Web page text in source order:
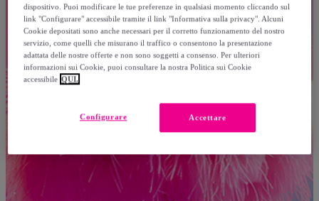
dispositivo. Puoi modificare le tue preferenze in qualsiasi momento cliccando sul
link "Configurare" accessibile tramite il link "Informativa sulla privacy". Alcuni
Cookie depositati sono anche necessari per il corretto funzionamento del nostro
servizio, come quelli che misurano il traffico o consentono la presentazione
adattata delle nostre offerte e non sono soggetti a consenso. Per ulteriori
informazioni sui Cookie, puoi consultare la nostra Politica sui Cookie
accessibile QUI.
Accettare
Configurare